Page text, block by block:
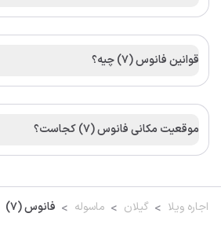
قوانین فانوس (7) چیه؟
موقعیت مکانی فانوس (7) کجاست؟
اجاره ویلا گیلان ماسوله فانوس (7)